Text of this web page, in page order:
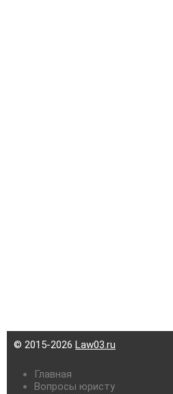
© 2015-2026 Law03.ru
Главная
Вопросы юристу